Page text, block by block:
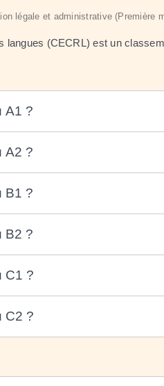
légale et administrative (Première
langues (CECRL) est un
A1 ?
A2 ?
B1 ?
B2 ?
C1 ?
C2 ?